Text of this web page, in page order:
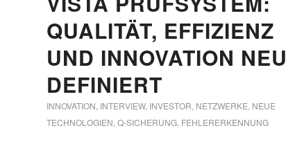
QUALITÄT, EFFIZIENZ
UND INNOVATION NEU
DEFINIERT
INNOVATION, INTERVIEW, INVESTOR, NETZWERKE, NEUE
TECHNOLOGIEN, Q-SICHERUNG, FEHLERERKENNUNG